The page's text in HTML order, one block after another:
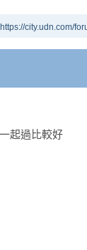
city.udn.com/
起過比較好